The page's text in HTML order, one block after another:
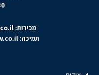
מכירות:
תמיכה: